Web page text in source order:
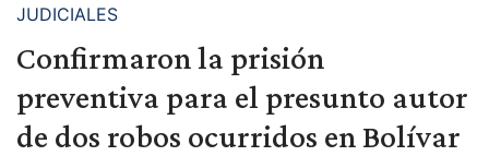
JUDICIALES
Confirmaron la prisión
preventiva para el presunto autor
de dos robos ocurridos en Bolívar